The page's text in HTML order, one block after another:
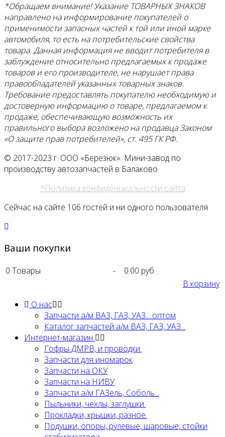
*Обращаем внимание! Указание ТОВАРНЫХ ЗНАКОВ
направлено на информирование покупателей о
применимости запасных частей к той или иной марке
автомобиля, то есть на потребительские свойства
товара. Данная информация не вводит потребителя в
заблуждение относительно предлагаемых к продаже
товаров и егопроизводителе, не нарушает права
правообладателей указанных товарных знаков.
Требование предоставлять покупателю необходимую и
достоверную информацию о товаре, предлагаемом к
продаже, обеспечивающую возможность их
правильного выбора возложено на продавца Законом
«О защите прав потребителей», ст. 495 ГК РФ.
© 2017-2023 г. ООО «Березюк». Мини-завод по
производству автозапчастей в Балаково.
*Политика конфиденциальности сайта
Сейчас на сайте 106 гостей и ни одного пользователя
Ваши покупки
0 Товары -
0.00 руб.
В корзину
О нас
Запчасти а/м ВАЗ, ГАЗ, УАЗ... оптом
Каталог запчастей а/м ВАЗ, ГАЗ, УАЗ...
Интернет-магазин
Гофры ДМРВ, и проводки.
Запчасти для иномарок
Запчасти на ОКУ
Запчасти на НИВУ
Запчасти а/м ГАЗель, Соболь...
Пыльники, чехлы, заглушки.
Прокладки, крышки, разное.
Подушки, опоры, рулевые, шаровые, стойки